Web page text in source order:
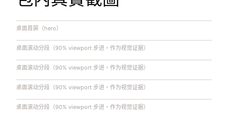
桌面首屏（hero）
桌面滚动分段（90% viewport 步进，作为视觉证据）
桌面滚动分段（90% viewport 步进，作为视觉证据）
桌面滚动分段（90% viewport 步进，作为视觉证据）
桌面滚动分段（90% viewport 步进，作为视觉证据）